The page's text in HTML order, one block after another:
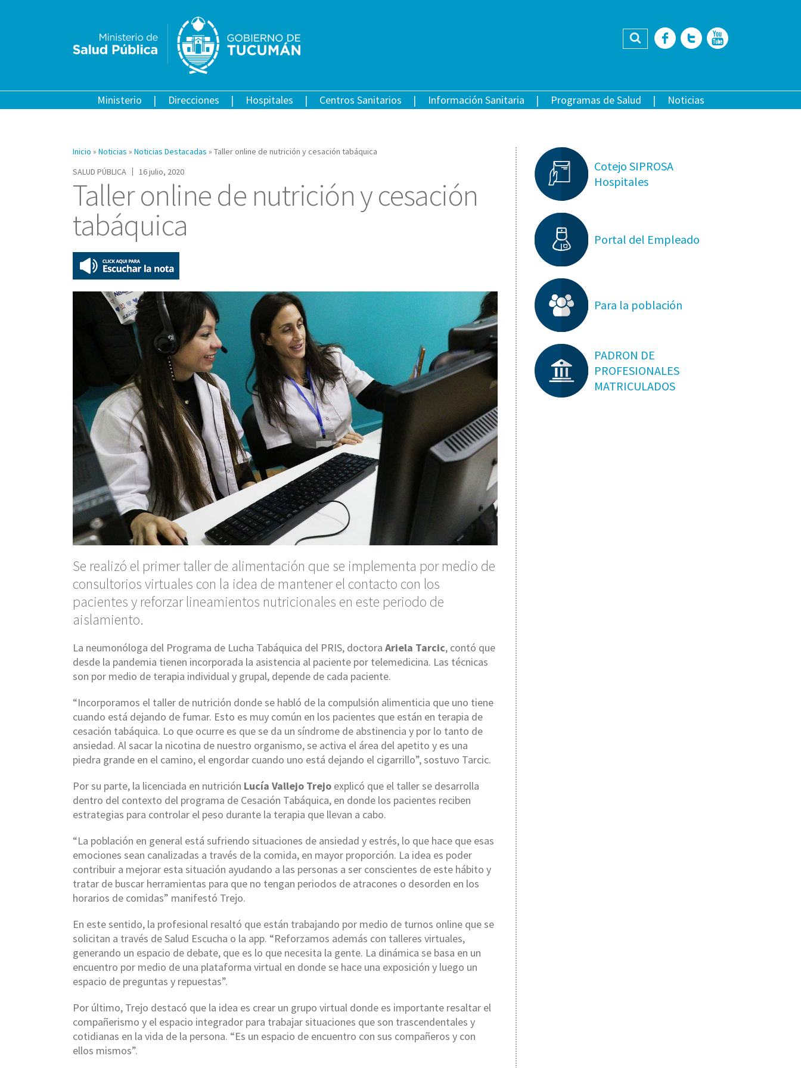
Buscar Facebook
Twitter
Ministerio Direcciones Hospitales Centros Sanitarios Información Sanitaria Programas de Salud Noticias
Inicio » Noticias » Noticias Destacadas » Taller online de nutrición y cesación tabáquica
SALUD PÚBLICA
16 julio, 2020
Taller online de nutrición y cesación
tabáquica
Se realizó el primer taller de alimentación que se implementa por medio de
consultorios virtuales con la idea de mantener el contacto con los
pacientes y reforzar lineamientos nutricionales en este periodo de
aislamiento.
La neumonóloga del Programa de Lucha Tabáquica del PRIS, doctora Ariela Tarcic, contó que
desde la pandemia tienen incorporada la asistencia al paciente por telemedicina. Las técnicas
son por medio de terapia individual y grupal, depende de cada paciente.
“Incorporamos el taller de nutrición donde se habló de la compulsión alimenticia que uno tiene
cuando está dejando de fumar. Esto es muy común en los pacientes que están en terapia de
cesación tabáquica. Lo que ocurre es que se da un síndrome de abstinencia y por lo tanto de
ansiedad. Al sacar la nicotina de nuestro organismo, se activa el área del apetito y es una
piedra grande en el camino, el engordar cuando uno está dejando el cigarrillo”, sostuvo Tarcic.
Por su parte, la licenciada en nutrición Lucía Vallejo Trejo explicó que el taller se desarrolla
dentro del contexto del programa de Cesación Tabáquica, en donde los pacientes reciben
estrategias para controlar el peso durante la terapia que llevan a cabo.
“La población en general está sufriendo situaciones de ansiedad y estrés, lo que hace que esas
emociones sean canalizadas a través de la comida, en mayor proporción. La idea es poder
contribuir a mejorar esta situación ayudando a las personas a ser conscientes de este hábito y
tratar de buscar herramientas para que no tengan periodos de atracones o desorden en los
horarios de comidas” manifestó Trejo.
En este sentido, la profesional resaltó que están trabajando por medio de turnos online que se
solicitan a través de Salud Escucha o la app. “Reforzamos además con talleres virtuales,
generando un espacio de debate, que es lo que necesita la gente. La dinámica se basa en un
encuentro por medio de una plataforma virtual en donde se hace una exposición y luego un
espacio de preguntas y repuestas”.
Por último, Trejo destacó que la idea es crear un grupo virtual donde es importante resaltar el
compañerismo y el espacio integrador para trabajar situaciones que son trascendentales y
cotidianas en la vida de la persona. “Es un espacio de encuentro con sus compañeros y con
ellos mismos”.
Cotejo SIPROSA
Hospitales
Portal del Empleado
Para la población
PADRON DE
PROFESIONALES
MATRICULADOS